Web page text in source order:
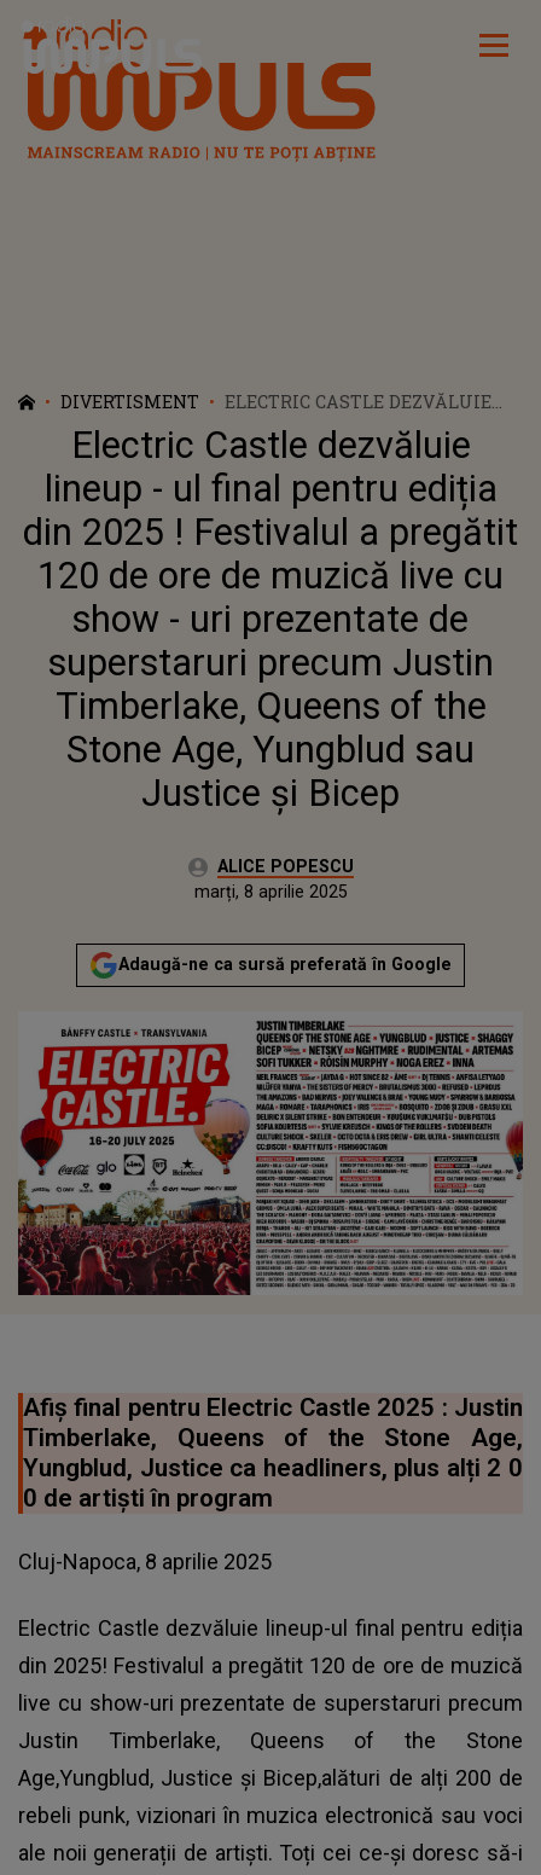
Radio Impuls
DIVERTISMENT
ELECTRIC CASTLE DEZVĂLUIE
LINEUP - UL FINAL PENTRU
EDIȚIA DIN 2025 ! FESTIVALUL A
PREGĂTIT 120 DE ORE DE MUZICĂ
LIVE CU SHOW - URI
PREZENTATE DE SUPERSTARURI
PRECUM JUSTIN TIMBERLAKE,
QUEENS OF THE STONE AGE,
YUNGBLUD SAU JUSTICE ȘI
BICEP
Electric Castle dezvăluie
lineup - ul final pentru ediția
din 2025 ! Festivalul a pregătit
120 de ore de muzică live cu
show - uri prezentate de
superstaruri precum Justin
Timberlake, Queens of the
Stone Age, Yungblud sau
Justice și Bicep
Autor:ALICE POPESCU
Actualizat:
marți, 8 aprilie 2025
Adaugă-ne ca sursă preferată în Google
Afiș final pentru Electric Castle 2025 : Justin
Timberlake, Queens of the Stone Age,
Yungblud, Justice ca headliners, plus alți 2 0
0 de artiști în program
Cluj-Napoca, 8 aprilie 2025
Electric Castle dezvăluie lineup-ul final pentru ediția
din 2025! Festivalul a pregătit 120 de ore de muzică
live cu show-uri prezentate de superstaruri precum
Justin Timberlake, Queens of the Stone
Age,Yungblud, Justice și Bicep,alături de alți 200 de
rebeli punk, vizionari în muzica electronică sau voci
ale noii generații de artiști. Toți cei ce-și doresc să-i